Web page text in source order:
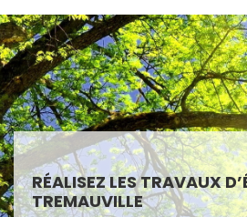
RÉALISEZ LES TRAVAUX
TREMAUVILLE